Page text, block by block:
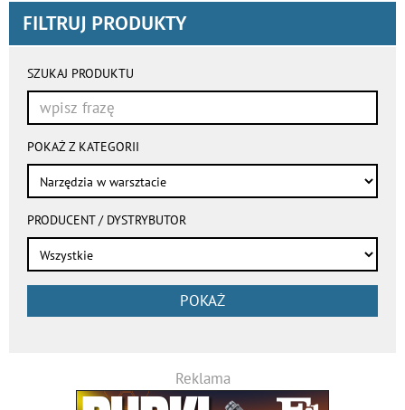
FILTRUJ PRODUKTY
wyszukiwania
automatycznie
SZUKAJ PRODUKTU
POKAŻ Z KATEGORII
PRODUCENT / DYSTRYBUTOR
POKAŻ
Reklama